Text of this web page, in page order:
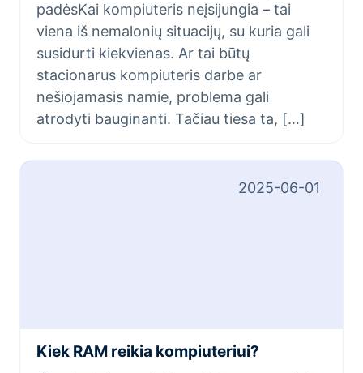
padėsKai kompiuteris neįsijungia – tai
viena iš nemalonių situacijų, su kuria gali
susidurti kiekvienas. Ar tai būtų
stacionarus kompiuteris darbe ar
nešiojamasis namie, problema gali
atrodyti bauginanti. Tačiau tiesa ta, […]
2025-06-01
Kiek RAM reikia kompiuteriui?